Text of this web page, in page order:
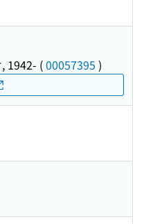
1942- (00057395 )